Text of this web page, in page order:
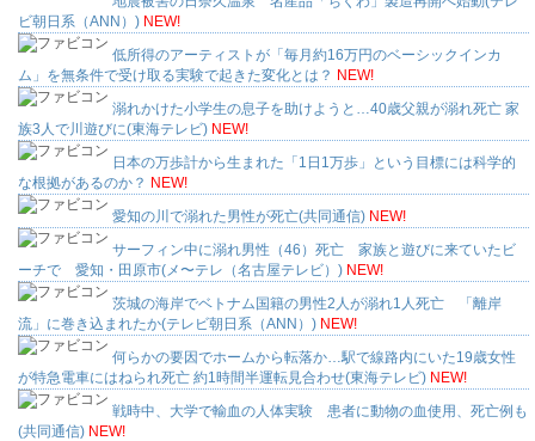
ビ朝日系（ANN）) NEW!
低所得のアーティストが「毎月約16万円のベーシックインカ
ム」を無条件で受け取る実験で起きた変化とは？ NEW!
溺れかけた小学生の息子を助けようと…40歳父親が溺れ死亡 家
族3人で川遊びに(東海テレビ) NEW!
日本の万歩計から生まれた「1日1万歩」という目標には科学的
な根拠があるのか？ NEW!
愛知の川で溺れた男性が死亡(共同通信) NEW!
サーフィン中に溺れ男性（46）死亡 家族と遊びに来ていたビ
ーチで 愛知・田原市(メ〜テレ（名古屋テレビ）) NEW!
茨城の海岸でベトナム国籍の男性2人が溺れ1人死亡 「離岸
流」に巻き込まれたか(テレビ朝日系（ANN）) NEW!
何らかの要因でホームから転落か…駅で線路内にいた19歳女性
が特急電車にはねられ死亡 約1時間半運転見合わせ(東海テレビ) NEW!
戦時中、大学で輸血の人体実験 患者に動物の血使用、死亡例も
(共同通信) NEW!